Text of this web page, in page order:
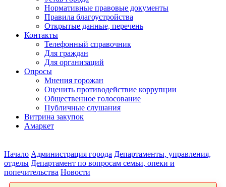
Нормативные правовые документы
Правила благоустройства
Открытые данные, перечень
Контакты
Телефонный справочник
Для граждан
Для организаций
Опросы
Мнения горожан
Оценить противодействие коррупции
Общественное голосование
Публичные слушания
Витрина закупок
Амаркет
Начало Администрация города Департаменты, управления,
отделы Департамент по вопросам семьи, опеки и
попечительства Новости